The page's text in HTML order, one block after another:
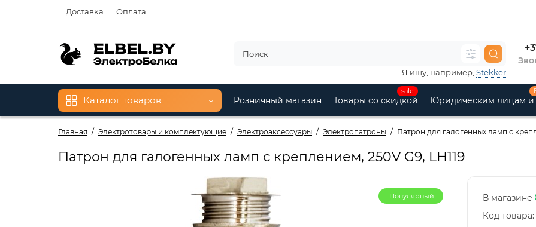
Доставка Оплата
Я ищу, например, Stekker
Каталог товаров Розничный магазин
sale
Товары со скидкой Юридическим лицам
Главная Электротовары и комплектующие Электроаксессуары Электропатроны Патрон для галогенных ламп с
Патрон для галогенных ламп с креплением, 250V G9, LH119
Популярный В магазине
Код товара: